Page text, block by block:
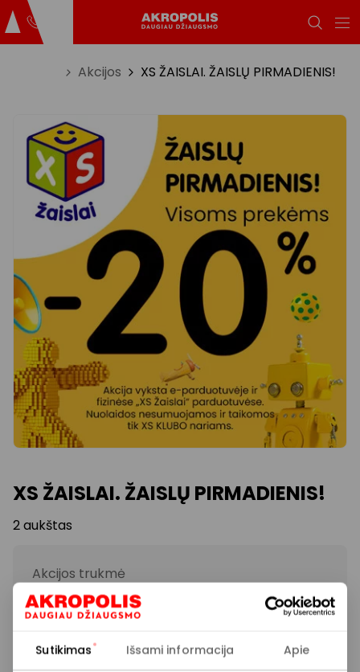
Sutikimas Išsami informacija Apie
Akcijos XS ŽAISLAI. ŽAISLŲ PIRMADIENIS!
XS ŽAISLAI. ŽAISLŲ PIRMADIENIS!
2 aukštas
Akcijos trukmė
2025.12.15
Rodyti lokaciją žemėlapyje